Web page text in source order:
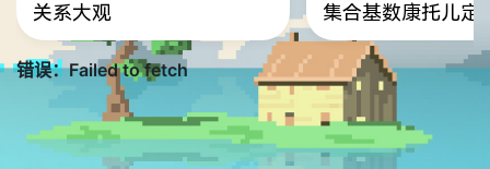
关系大观 集合基数康托儿定